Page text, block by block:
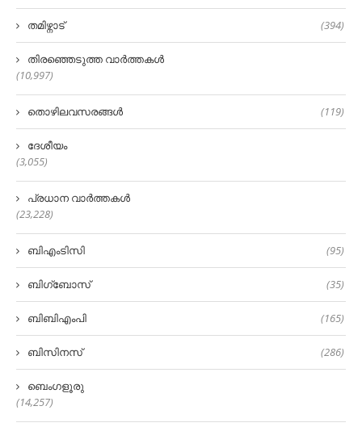
തമിഴ്നാട് (394)
തിരഞ്ഞെടുത്ത വാർത്തകൾ
(10,997)
തൊഴിലവസരങ്ങൾ (119)
ദേശീയം
(3,055)
പ്രധാന വാർത്തകൾ
(23,228)
ബിഎംടിസി (95)
ബിഗ്‌ബോസ് (35)
ബിബിഎംപി (165)
ബിസിനസ് (286)
ബെംഗളൂരു
(14,257)